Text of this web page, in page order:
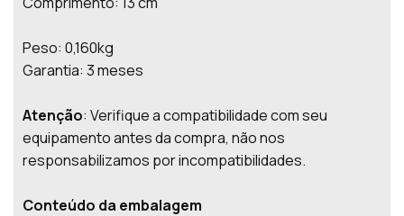
Peso: 0,160kg
Garantia: 3 meses
Atenção: Verifique a compatibilidade com seu
equipamento antes da compra, não nos
responsabilizamos por incompatibilidades.
Conteúdo da embalagem